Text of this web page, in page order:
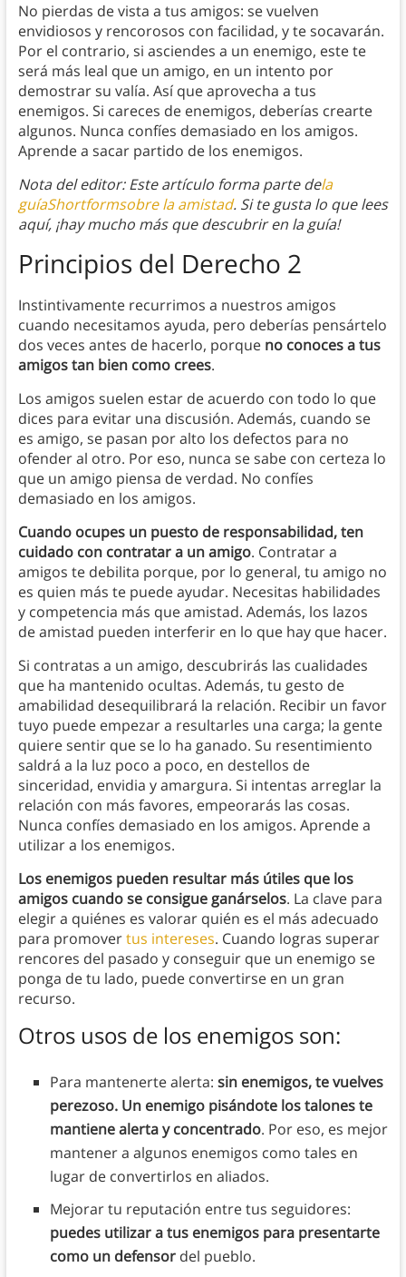
No pierdas de vista a tus amigos: se vuelven
envidiosos y rencorosos con facilidad, y te socavarán.
Por el contrario, si asciendes a un enemigo, este te
será más leal que un amigo, en un intento por
demostrar su valía. Así que aprovecha a tus
enemigos. Si careces de enemigos, deberías crearte
algunos. Nunca confíes demasiado en los amigos.
Aprende a sacar partido de los enemigos.
Nota del editor: Este artículo forma parte dela
guíaShortformsobre la amistad. Si te gusta lo que lees
aquí, ¡hay mucho más que descubrir en la guía!
Principios del Derecho 2
Instintivamente recurrimos a nuestros amigos
cuando necesitamos ayuda, pero deberías pensártelo
dos veces antes de hacerlo, porque no conoces a tus
amigos tan bien como crees.
Los amigos suelen estar de acuerdo con todo lo que
dices para evitar una discusión. Además, cuando se
es amigo, se pasan por alto los defectos para no
ofender al otro. Por eso, nunca se sabe con certeza lo
que un amigo piensa de verdad. No confíes
demasiado en los amigos.
Cuando ocupes un puesto de responsabilidad, ten
cuidado con contratar a un amigo. Contratar a
amigos te debilita porque, por lo general, tu amigo no
es quien más te puede ayudar. Necesitas habilidades
y competencia más que amistad. Además, los lazos
de amistad pueden interferir en lo que hay que hacer.
Si contratas a un amigo, descubrirás las cualidades
que ha mantenido ocultas. Además, tu gesto de
amabilidad desequilibrará la relación. Recibir un favor
tuyo puede empezar a resultarles una carga; la gente
quiere sentir que se lo ha ganado. Su resentimiento
saldrá a la luz poco a poco, en destellos de
sinceridad, envidia y amargura. Si intentas arreglar la
relación con más favores, empeorarás las cosas.
Nunca confíes demasiado en los amigos. Aprende a
utilizar a los enemigos.
Los enemigos pueden resultar más útiles que los
amigos cuando se consigue ganárselos. La clave para
elegir a quiénes es valorar quién es el más adecuado
para promovertus intereses. Cuando logras superar
rencores del pasado y conseguir que un enemigo se
ponga de tu lado, puede convertirse en un gran
recurso.
Otros usos de los enemigos son:
Para mantenerte alerta: sin enemigos, te vuelves
perezoso. Un enemigo pisándote los talones te
mantiene alerta y concentrado. Por eso, es mejor
mantener a algunos enemigos como tales en
lugar de convertirlos en aliados.
Mejorar tu reputación entre tus seguidores:
puedes utilizar a tus enemigos para presentarte
como un defensordel pueblo.